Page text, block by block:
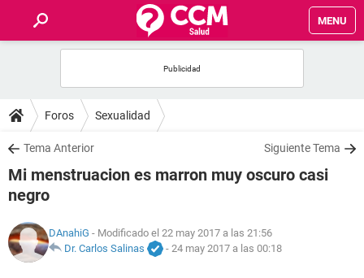
MENU
FOROS
SALUD
NUTRICIÓN
Foros Sexualidad
Tema Anterior Siguiente Tema
Mi menstruacion es marron muy oscuro casi
negro
DAnahiG - Modificado el 22 may 2017 a las 21:56
Dr. Carlos Salinas
- 24 may 2017 a las 00:18